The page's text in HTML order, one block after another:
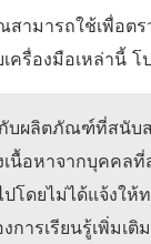
ามารถใช้เพื่อ
ครื่องมือเหล่านี้
บผลิตภัณฑ์ที่สนั
เนื้อหาจากบุคค
โดยไม่ได้แจ้งใ
ารเรียนรู้เพิ่มเ